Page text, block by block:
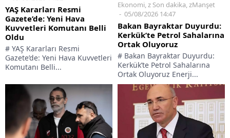
YAŞ Kararları Resmi
Gazete’de: Yeni Hava
Kuvvetleri Komutanı Belli
Oldu
# YAŞ Kararları Resmi
Gazete’de: Yeni Hava Kuvvetleri
Komutanı Belli...
Ekonomi z Son dakika zManşet
05/08/2026 14:47
Bakan Bayraktar Duyurdu:
Kerkük’te Petrol Sahalarına
Ortak Oluyoruz
# Bakan Bayraktar Duyurdu:
Kerkük’te Petrol Sahalarına
Ortak Oluyoruz Enerji...